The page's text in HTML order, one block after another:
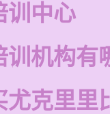
训中心
训机构有
尤克里里